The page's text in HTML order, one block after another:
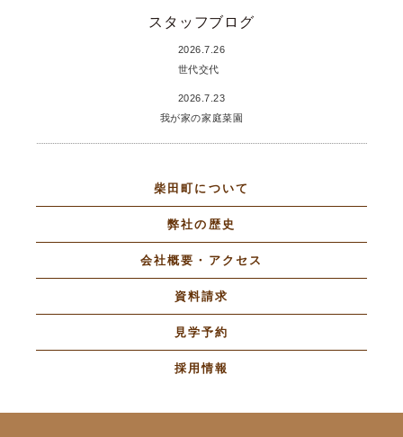
スタッフブログ
2026.7.26
世代交代
2026.7.23
我が家の家庭菜園
柴田町について
弊社の歴史
会社概要・アクセス
資料請求
見学予約
採用情報